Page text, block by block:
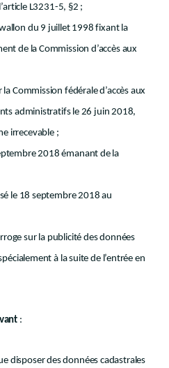
L3231-5, §2 ;
du 9 juillet 1998 fixant la
de la Commission d’accès aux
Commission fédérale d’accès aux
administratifs le 26 juin 2018,
irrecevable ;
2018 émanant de la
le 18 septembre 2018 au
sur la publicité des données
à la suite de l’entrée en
:
disposer des données cadastrales